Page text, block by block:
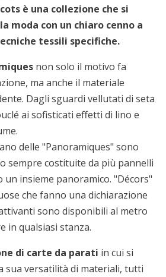
è una collezione che si
moda con un chiaro cenno a
tessili specifiche.
non solo il motivo fa
ma anche il materiale
Dagli sguardi vellutati di seta
ai sofisticati effetti di lino e
delle "Panoramiques" sono
sempre costituite da più pannelli
un insieme panoramico. "Décors"
che fanno una dichiarazione
sono disponibili al metro
in qualsiasi stanza.
di carte da parati in cui si
sua versatilità di materiali, tutti